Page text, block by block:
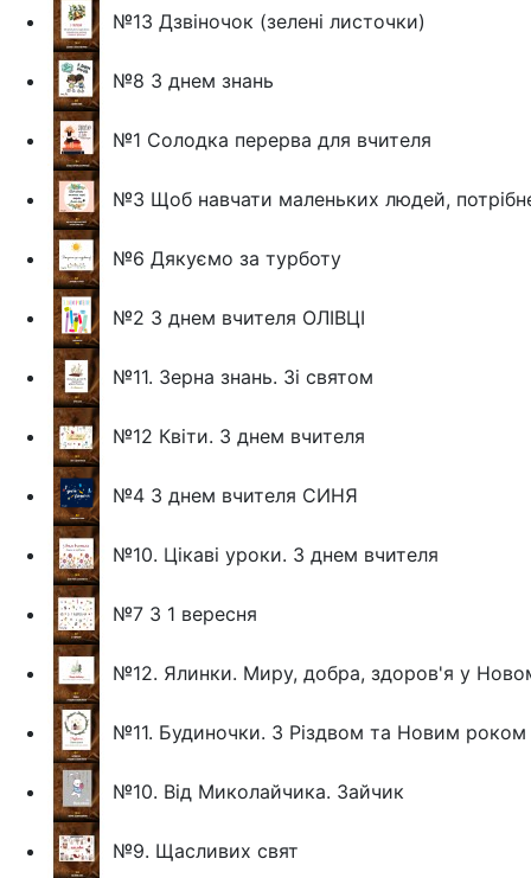
№13 Дзвіночок (зелені листочки)
№8 З днем знань
№1 Солодка перерва для вчителя
№3 Щоб навчати маленьких людей,
№6 Дякуємо за турботу
№2 З днем вчителя ОЛІВЦІ
№11. Зерна знань. Зі святом
№12 Квіти. З днем вчителя
№4 З днем вчителя СИНЯ
№10. Цікаві уроки. З днем вчителя
№7 З 1 вересня
№12. Ялинки. Миру, добра, здоров'я у
№11. Будиночки. З Різдвом та Новим роком
№10. Від Миколайчика. Зайчик
№9. Щасливих свят